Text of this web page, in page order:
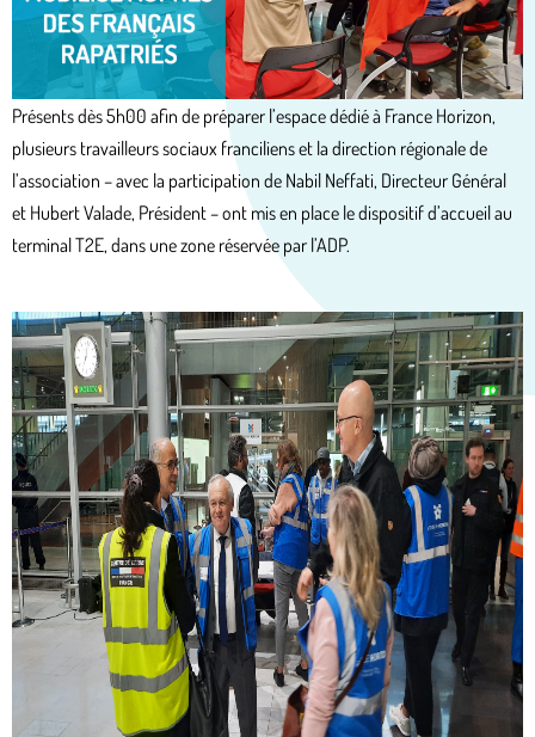
Présents dès 5h00 afin de préparer l’espace dédié à France Horizon,
plusieurs travailleurs sociaux franciliens et la direction régionale de
l’association – avec la participation de Nabil Neffati, Directeur Général
et Hubert Valade, Président – ont mis en place le dispositif d’accueil au
terminal T2E, dans une zone réservée par l’ADP.